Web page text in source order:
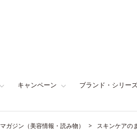
キャンペーン ブランド・シリー
マガジン（美容情報・読み物） スキンケアの